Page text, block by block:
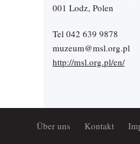
001 Lodz, Polen
Tel 042 639 9878
muzeum@msl.org.pl
http://msl.org.pl/en/
Über uns Kontakt